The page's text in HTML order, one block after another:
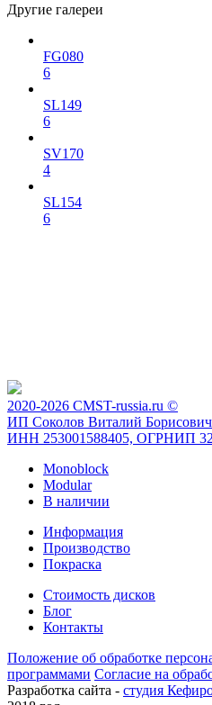
Другие галереи
FG080
6
SL149
6
SV170
4
SL154
6
2020-2026 CMST-russia.ru ©
ИП Соколов Виталий Борисович
ИНН 253001588405, ОГРНИП
Monoblock
Modular
В наличии
Информация
Производство
Покраска
Стоимость дисков
Блог
Контакты
Положение об обработке
программами Согласие на
Разработка сайта - студия